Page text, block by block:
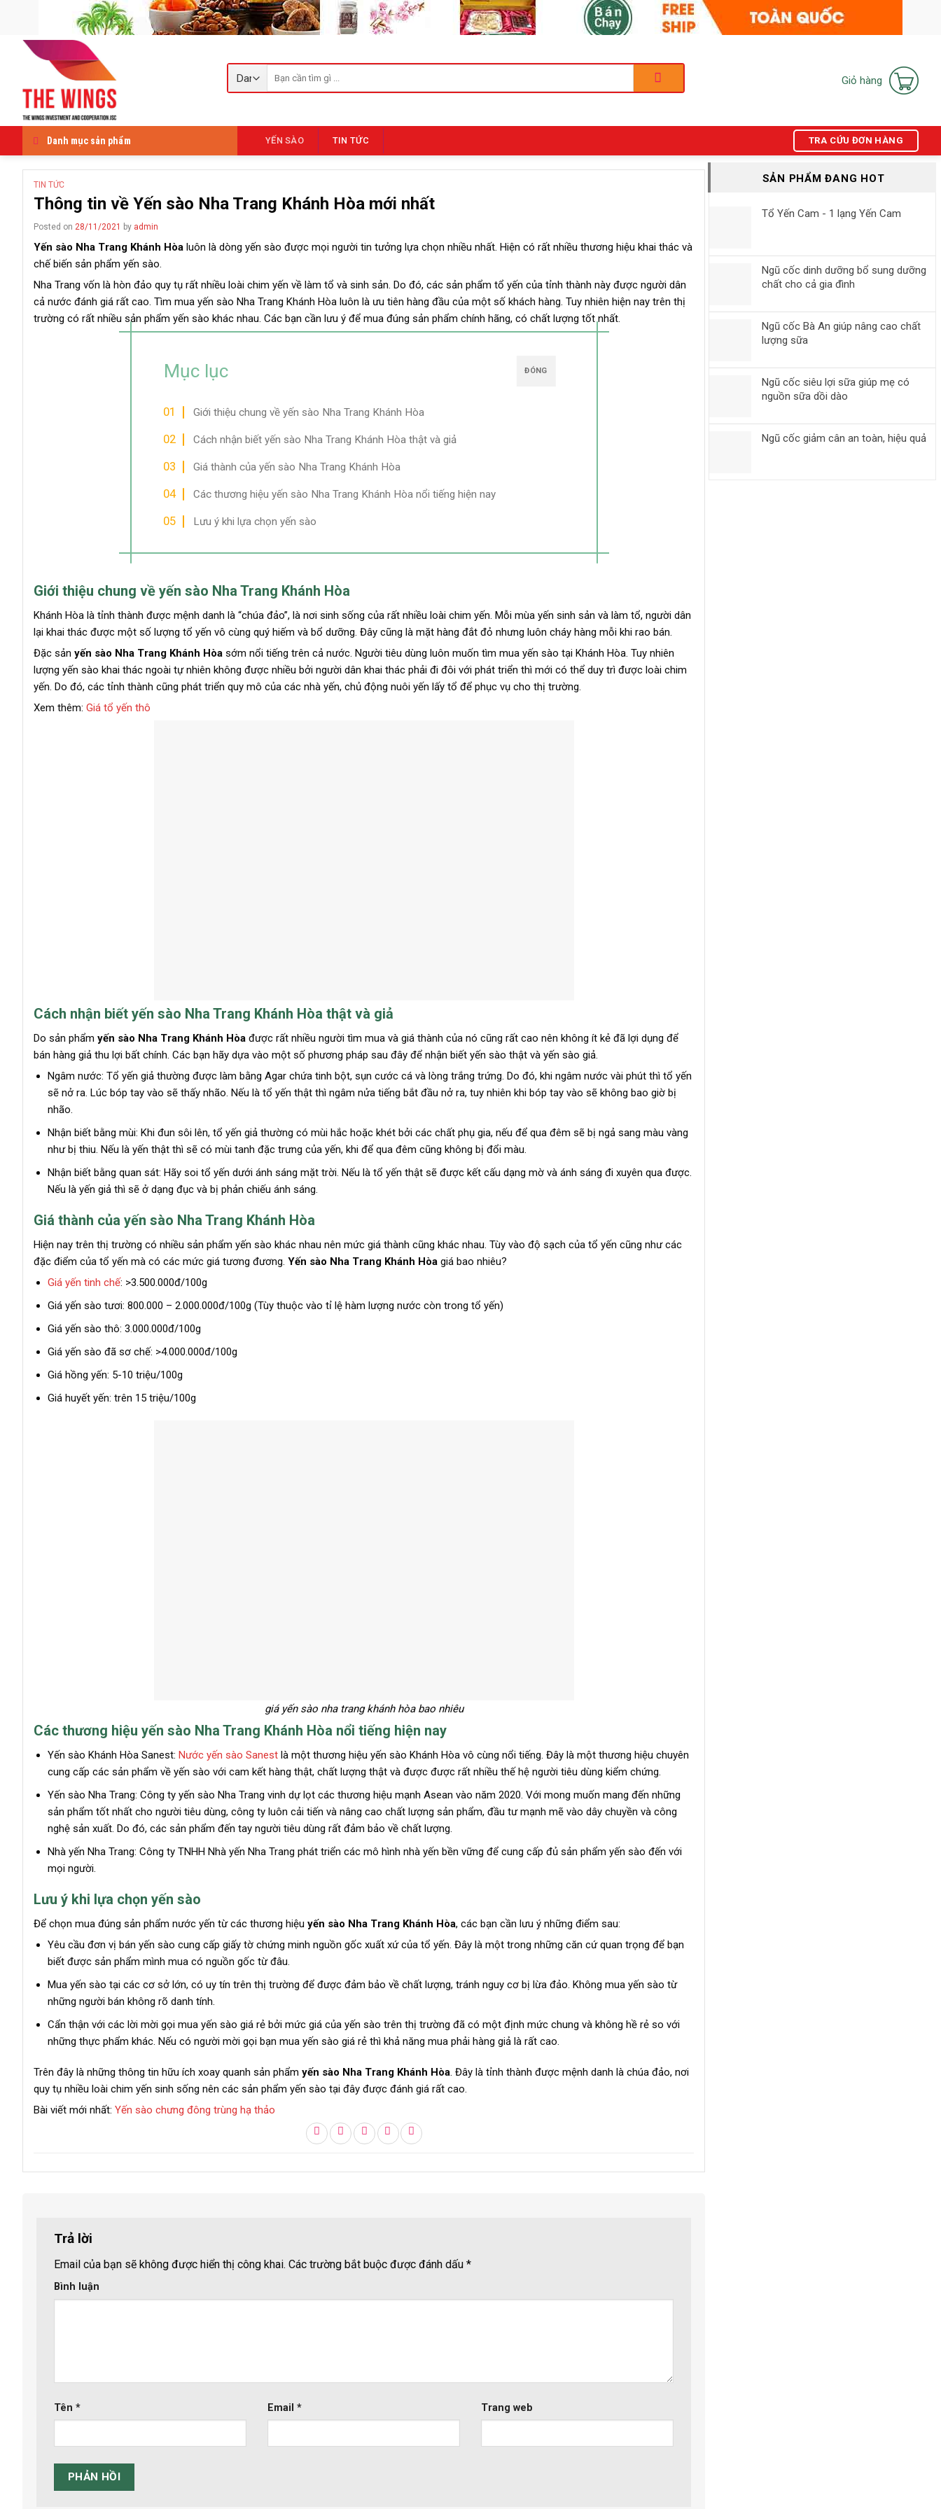
content
Tìm
kiếm:
Giỏ hàng
Danh mục sản phẩm YẾN SÀO TIN TỨC TRA CỨU ĐƠN HÀNG
TIN TỨC
Thông tin về Yến sào Nha Trang Khánh Hòa mới nhất
Posted on 28/11/2021 by admin
Yến sào Nha Trang Khánh Hòa luôn là dòng yến sào được mọi người tin tưởng lựa chọn nhiều nhất. Hiện có rất nhiều thương hiệu khai thác và
chế biến sản phẩm yến sào.
Nha Trang vốn là hòn đảo quy tụ rất nhiều loài chim yến về làm tổ và sinh sản. Do đó, các sản phẩm tổ yến của tỉnh thành này được người dân
cả nước đánh giá rất cao. Tìm mua yến sào Nha Trang Khánh Hòa luôn là ưu tiên hàng đầu của một số khách hàng. Tuy nhiên hiện nay trên thị
trường có rất nhiều sản phẩm yến sào khác nhau. Các bạn cần lưu ý để mua đúng sản phẩm chính hãng, có chất lượng tốt nhất.
ĐÓNG
Mục lục
Giới thiệu chung về yến sào Nha Trang Khánh Hòa
Cách nhận biết yến sào Nha Trang Khánh Hòa thật và giả
Giá thành của yến sào Nha Trang Khánh Hòa
Các thương hiệu yến sào Nha Trang Khánh Hòa nổi tiếng hiện nay
Lưu ý khi lựa chọn yến sào
Giới thiệu chung về yến sào Nha Trang Khánh Hòa
Khánh Hòa là tỉnh thành được mệnh danh là “chúa đảo”, là nơi sinh sống của rất nhiều loài chim yến. Mỗi mùa yến sinh sản và làm tổ, người dân
lại khai thác được một số lượng tổ yến vô cùng quý hiếm và bổ dưỡng. Đây cũng là mặt hàng đắt đỏ nhưng luôn cháy hàng mỗi khi rao bán.
Đặc sản yến sào Nha Trang Khánh Hòa sớm nổi tiếng trên cả nước. Người tiêu dùng luôn muốn tìm mua yến sào tại Khánh Hòa. Tuy nhiên
lượng yến sào khai thác ngoài tự nhiên không được nhiều bởi người dân khai thác phải đi đôi với phát triển thì mới có thể duy trì được loài chim
yến. Do đó, các tỉnh thành cũng phát triển quy mô của các nhà yến, chủ động nuôi yến lấy tổ để phục vụ cho thị trường.
Xem thêm: Giá tổ yến thô
Cách nhận biết yến sào Nha Trang Khánh Hòa thật và giả
Do sản phẩm yến sào Nha Trang Khánh Hòa được rất nhiều người tìm mua và giá thành của nó cũng rất cao nên không ít kẻ đã lợi dụng để
bán hàng giả thu lợi bất chính. Các bạn hãy dựa vào một số phương pháp sau đây để nhận biết yến sào thật và yến sào giả.
Ngâm nước: Tổ yến giả thường được làm bằng Agar chứa tinh bột, sụn cước cá và lòng trắng trứng. Do đó, khi ngâm nước vài phút thì tổ yến
sẽ nở ra. Lúc bóp tay vào sẽ thấy nhão. Nếu là tổ yến thật thì ngâm nửa tiếng bắt đầu nở ra, tuy nhiên khi bóp tay vào sẽ không bao giờ bị
nhão.
Nhận biết bằng mùi: Khi đun sôi lên, tổ yến giả thường có mùi hắc hoặc khét bởi các chất phụ gia, nếu để qua đêm sẽ bị ngả sang màu vàng
như bị thiu. Nếu là yến thật thì sẽ có mùi tanh đặc trưng của yến, khi để qua đêm cũng không bị đổi màu.
Nhận biết bằng quan sát: Hãy soi tổ yến dưới ánh sáng mặt trời. Nếu là tổ yến thật sẽ được kết cấu dạng mờ và ánh sáng đi xuyên qua được.
Nếu là yến giả thì sẽ ở dạng đục và bị phản chiếu ánh sáng.
Giá thành của yến sào Nha Trang Khánh Hòa
Hiện nay trên thị trường có nhiều sản phẩm yến sào khác nhau nên mức giá thành cũng khác nhau. Tùy vào độ sạch của tổ yến cũng như các
đặc điểm của tổ yến mà có các mức giá tương đương. Yến sào Nha Trang Khánh Hòa giá bao nhiêu?
Giá yến tinh chế: >3.500.000đ/100g
Giá yến sào tươi: 800.000 – 2.000.000đ/100g (Tùy thuộc vào tỉ lệ hàm lượng nước còn trong tổ yến)
Giá yến sào thô: 3.000.000đ/100g
Giá yến sào đã sơ chế: >4.000.000đ/100g
Giá hồng yến: 5-10 triệu/100g
Giá huyết yến: trên 15 triệu/100g
giá yến sào nha trang khánh hòa bao nhiêu
Các thương hiệu yến sào Nha Trang Khánh Hòa nổi tiếng hiện nay
Yến sào Khánh Hòa Sanest: Nước yến sào Sanestlà một thương hiệu yến sào Khánh Hòa vô cùng nổi tiếng. Đây là một thương hiệu chuyên
cung cấp các sản phẩm về yến sào với cam kết hàng thật, chất lượng thật và được được rất nhiều thế hệ người tiêu dùng kiểm chứng.
Yến sào Nha Trang: Công ty yến sào Nha Trang vinh dự lọt các thương hiệu mạnh Asean vào năm 2020. Với mong muốn mang đến những
sản phẩm tốt nhất cho người tiêu dùng, công ty luôn cải tiến và nâng cao chất lượng sản phẩm, đầu tư mạnh mẽ vào dây chuyền và công
nghệ sản xuất. Do đó, các sản phẩm đến tay người tiêu dùng rất đảm bảo về chất lượng.
Nhà yến Nha Trang: Công ty TNHH Nhà yến Nha Trang phát triển các mô hình nhà yến bền vững để cung cấp đủ sản phẩm yến sào đến với
mọi người.
Lưu ý khi lựa chọn yến sào
Để chọn mua đúng sản phẩm nước yến từ các thương hiệu yến sào Nha Trang Khánh Hòa, các bạn cần lưu ý những điểm sau:
Yêu cầu đơn vị bán yến sào cung cấp giấy tờ chứng minh nguồn gốc xuất xứ của tổ yến. Đây là một trong những căn cứ quan trọng để bạn
biết được sản phẩm mình mua có nguồn gốc từ đâu.
Mua yến sào tại các cơ sở lớn, có uy tín trên thị trường để được đảm bảo về chất lượng, tránh nguy cơ bị lừa đảo. Không mua yến sào từ
những người bán không rõ danh tính.
Cẩn thận với các lời mời gọi mua yến sào giá rẻ bởi mức giá của yến sào trên thị trường đã có một định mức chung và không hề rẻ so với
những thực phẩm khác. Nếu có người mời gọi bạn mua yến sào giá rẻ thì khả năng mua phải hàng giả là rất cao.
Trên đây là những thông tin hữu ích xoay quanh sản phẩm yến sào Nha Trang Khánh Hòa . Đây là tỉnh thành được mệnh danh là chúa đảo, nơi
quy tụ nhiều loài chim yến sinh sống nên các sản phẩm yến sào tại đây được đánh giá rất cao.
Bài viết mới nhất: Yến sào chưng đông trùng hạ thảo
Trả lời
Email của bạn sẽ không được hiển thị công khai. Các trường bắt buộc được đánh dấu *
Bình luận
Tên * Email * Trang web
SẢN PHẨM ĐANG HOT
Tổ Yến Cam - 1 lạng Yến Cam
Ngũ cốc dinh dưỡng bổ sung dưỡng
chất cho cả gia đình
Ngũ cốc Bà An giúp nâng cao chất
lượng sữa
Ngũ cốc siêu lợi sữa giúp mẹ có
nguồn sữa dồi dào
Ngũ cốc giảm cân an toàn, hiệu quả